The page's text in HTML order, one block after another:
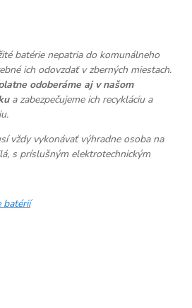
batérie nepatria do komunálneho
ich odovzdať v zberných miestach.
odoberáme aj v našom
a zabezpečujeme ich recykláciu a
vždy vykonávať výhradne osoba na
s príslušným elektrotechnickým
batérií